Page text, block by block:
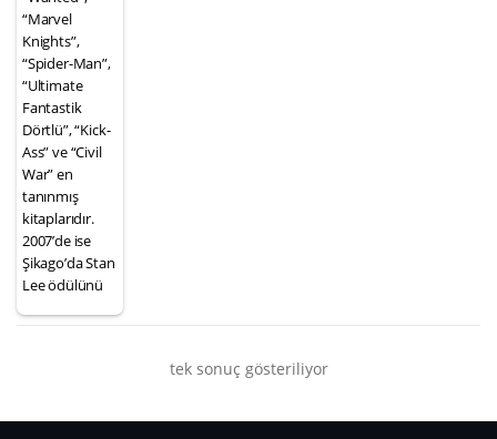
“Marvel
Knights”,
“Spider-Man”,
“Ultimate
Fantastik
Dörtlü”, “Kick-
Ass” ve “Civil
War” en
tanınmış
kitaplarıdır.
2007’de ise
Şikago’da Stan
Lee ödülünü
tek sonuç gösteriliyor